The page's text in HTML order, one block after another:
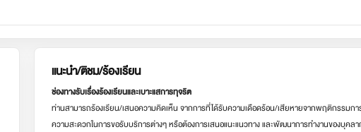
แนะนำ/ติชม/ร้องเรียน
ช่องทางรับเรื่องร้องเรียนและเบาะแสการทุจริต
ท่านสามารถร้องเรียน/เสนอความคิดเห็น จากการที่ได้รับความเดือดร้อน/เสียหายจากพฤติกรรมก
ความสะดวกในการขอรับบริการต่างๆ หรือต้องการเสนอแนะแนวทาง และพัฒนาการทำงานของบุค